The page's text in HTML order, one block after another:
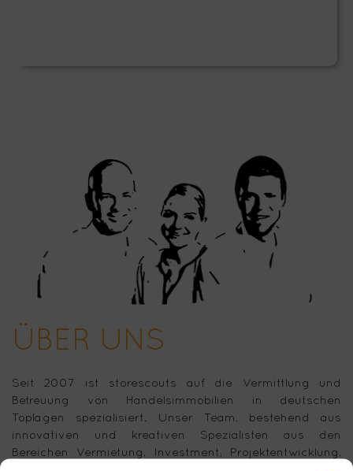
ÜBER UNS
Seit 2007 ist storescouts auf die Vermittlung und
Betreuung von Handelsimmobilien in deutschen
Toplagen spezialisiert. Unser Team, bestehend aus
innovativen und kreativen Spezialisten aus den
Bereichen Vermietung, Investment, Projektentwicklung,